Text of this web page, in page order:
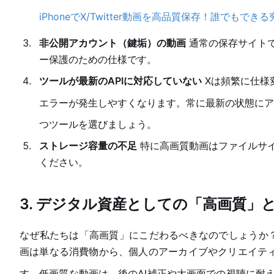
iPhoneでX/Twitter動画を高品質保存！誰でもできる
非公開アカウント（鍵垢）の動画 通常の保存サイト
ー保護のための仕様です。
ツールが最新のAPIに対応していない Xは頻繁に仕様
エラーが発生しやすくなります。常に最新の状態に
つツールを選びましょう。
ストレージ容量の不足 特に高画質動画はファイルサ
ください。
3. デジタル資産としての「高画質」
なぜ私たちは「高画質」にこだわるべきなのでしょう
画は単なる消費物から、個人のアーカイブやクリエイ